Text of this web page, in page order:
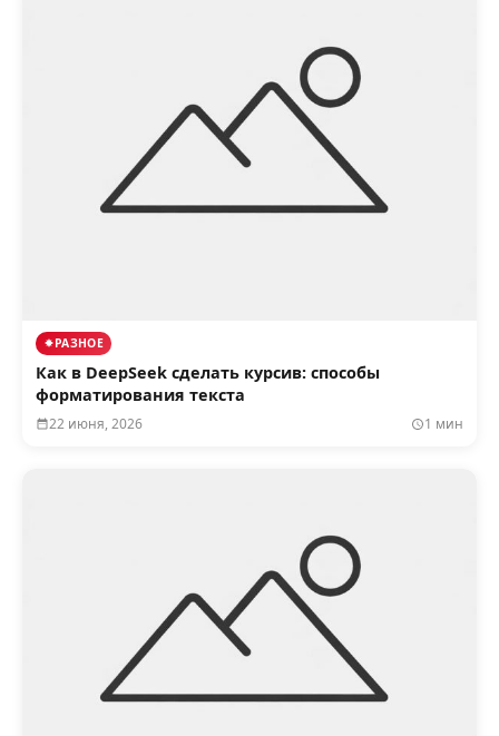
РАЗНОЕ
Как в DeepSeek сделать курсив: способы
форматирования текста
22 июня, 2026 1 мин